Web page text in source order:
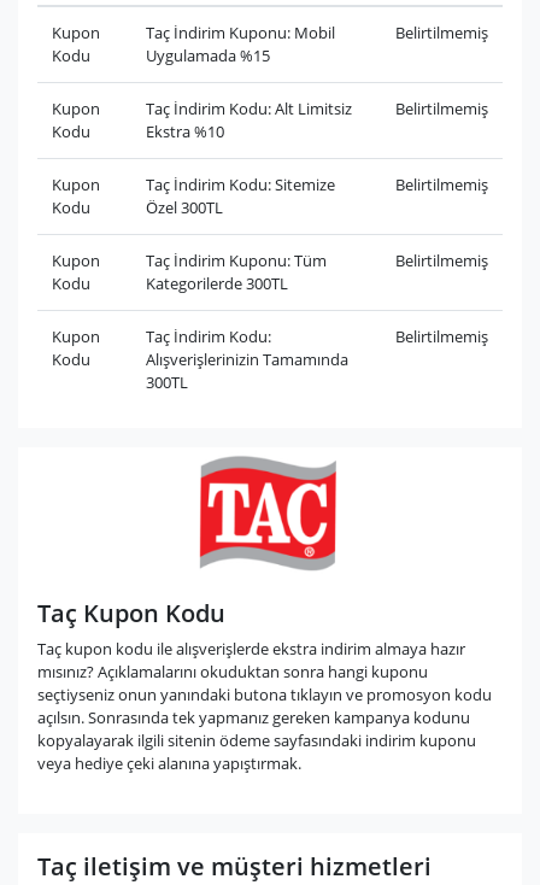
Kupon
Kodu
Taç İndirim Kuponu: Mobil
Uygulamada %15
Belirtilmemiş
Kupon
Kodu
Taç İndirim Kodu: Alt Limitsiz
Ekstra %10
Belirtilmemiş
Kupon
Kodu
Taç İndirim Kodu: Sitemize
Özel 300TL
Belirtilmemiş
Kupon
Kodu
Taç İndirim Kuponu: Tüm
Kategorilerde 300TL
Belirtilmemiş
Kupon
Kodu
Taç İndirim Kodu:
Alışverişlerinizin Tamamında
300TL
Belirtilmemiş
Taç Kupon Kodu
Taç kupon kodu ile alışverişlerde ekstra indirim almaya hazır
mısınız? Açıklamalarını okuduktan sonra hangi kuponu
seçtiyseniz onun yanındaki butona tıklayın ve promosyon kodu
açılsın. Sonrasında tek yapmanız gereken kampanya kodunu
kopyalayarak ilgili sitenin ödeme sayfasındaki indirim kuponu
veya hediye çeki alanına yapıştırmak.
Taç iletişim ve müşteri hizmetleri